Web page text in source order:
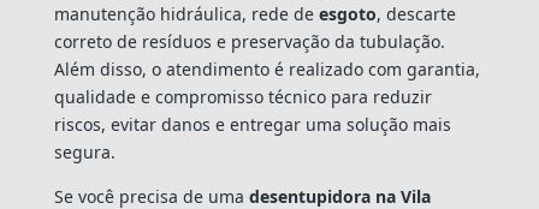
manutenção hidráulica, rede de esgoto, descarte
correto de resíduos e preservação da tubulação.
Além disso, o atendimento é realizado com garantia,
qualidade e compromisso técnico para reduzir
riscos, evitar danos e entregar uma solução mais
segura.
Se você precisa de uma desentupidora na Vila